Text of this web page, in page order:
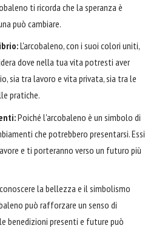
ti ricorda che la speranza è
può cambiare.
L'arcobaleno, con i suoi colori uniti,
dove nella tua vita potresti aver
sia tra lavoro e vita privata, sia tra le
pratiche.
Poiché l'arcobaleno è un simbolo di
che potrebbero presentarsi. Essi
e ti porteranno verso un futuro più
la bellezza e il simbolismo
può rafforzare un senso di
benedizioni presenti e future può